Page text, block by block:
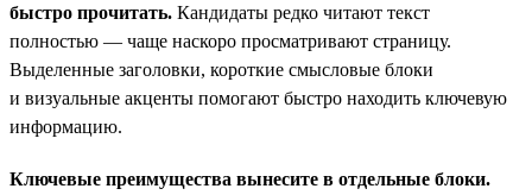
быстро прочитать. Кандидаты редко читают текст
полностью — чаще наскоро просматривают страницу.
Выделенные заголовки, короткие смысловые блоки
и визуальные акценты помогают быстро находить ключевую
информацию.
Ключевые преимущества вынесите в отдельные блоки.